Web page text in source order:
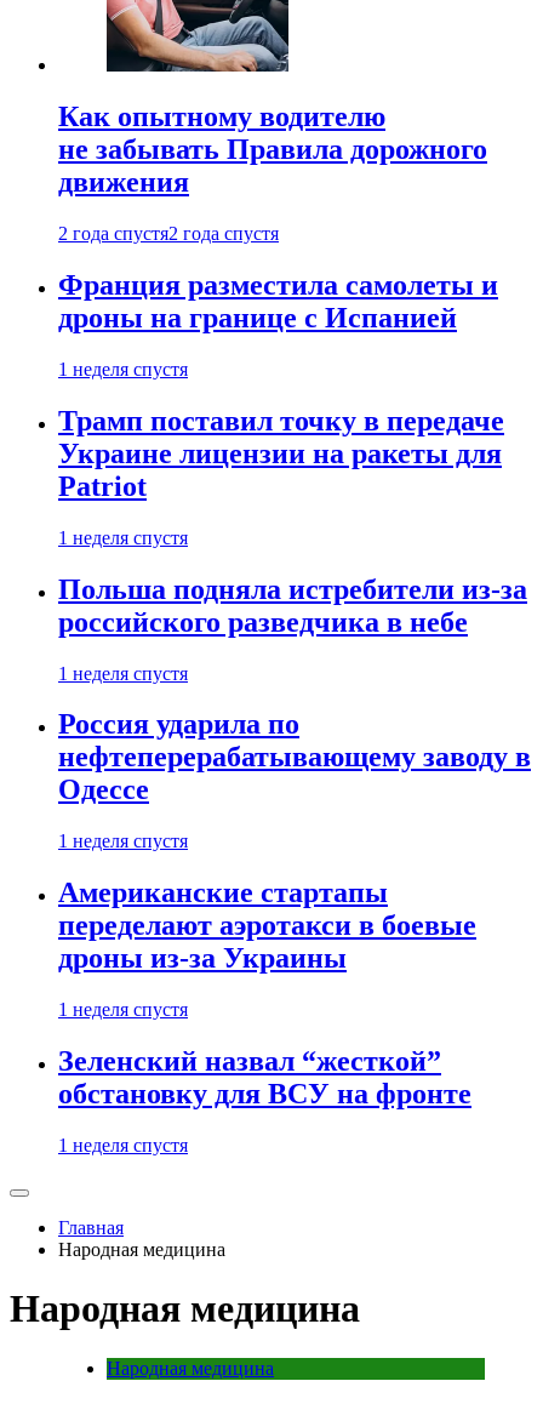
Как опытному водителю
не забывать Правила дорожного
движения
2 года спустя2 года спустя
Франция разместила самолеты и
дроны на границе с Испанией
1 неделя спустя
Трамп поставил точку в передаче
Украине лицензии на ракеты для
Patriot
1 неделя спустя
Польша подняла истребители из-за
российского разведчика в небе
1 неделя спустя
Россия ударила по
нефтеперерабатывающему заводу в
Одессе
1 неделя спустя
Американские стартапы
переделают аэротакси в боевые
дроны из-за Украины
1 неделя спустя
Зеленский назвал “жесткой”
обстановку для ВСУ на фронте
1 неделя спустя
Главная
Народная медицина
Народная медицина
Народная медицина